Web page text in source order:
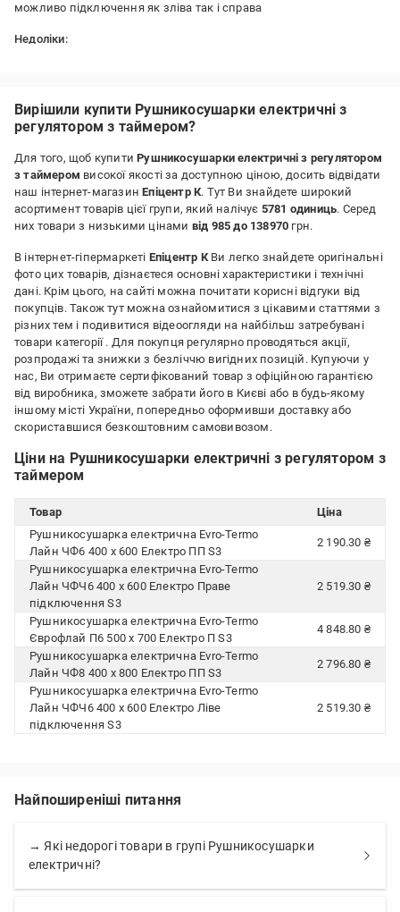
можливо підключення як зліва так і справа
Недоліки:
Вирішили купити Рушникосушарки електричні з
регулятором з таймером?
Для того, щоб купитиРушникосушарки електричні з регулятором
з таймером високої якості за доступною ціною, досить відвідати
наш інтернет-магазинЕпіцентр К. Тут Ви знайдете широкий
асортимент товарів цієї групи, який налічує 5781 одиниць. Серед
них товари з низькими цінами від 985 до 138970 грн.
В інтернет-гіпермаркеті Епіцентр КВи легко знайдете оригінальні
фото цих товарів, дізнаєтеся основні характеристики і технічні
дані. Крім цього, на сайті можна почитати корисні відгуки від
покупців. Також тут можна ознайомитися з цікавими статтями з
різних тем і подивитися відеоогляди на найбільш затребувані
товари категорії . Для покупця регулярно проводяться акції,
розпродажі та знижки з безліччю вигідних позицій. Купуючи у
нас, Ви отримаєте сертифікований товар з офіційною гарантією
від виробника, зможете забрати його в Києві або в будь-якому
іншому місті України, попередньо оформивши доставку або
скориставшися безкоштовним самовивозом.
Ціни на Рушникосушарки електричні з регулятором з
таймером
Товар
Ціна
Рушникосушарка електрична Evro-Termo
Лайн ЧФ6 400 х 600 Електро ПП S3
2 190.30 ₴
Рушникосушарка електрична Evro-Termo
Лайн ЧФЧ6 400 х 600 Електро Праве
підключення S3
2 519.30 ₴
Рушникосушарка електрична Evro-Termo
Єврофлай П6 500 х 700 Електро П S3
4 848.80 ₴
Рушникосушарка електрична Evro-Termo
Лайн ЧФ8 400 х 800 Електро ПП S3
2 796.80 ₴
Рушникосушарка електрична Evro-Termo
Лайн ЧФЧ6 400 х 600 Електро Ліве
підключення S3
2 519.30 ₴
Найпоширеніші питання
→ Які недорогі товари в групі Рушникосушарки
електричні?